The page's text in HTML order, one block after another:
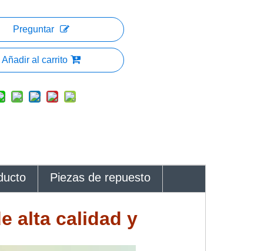
Preguntar
Añadir al carrito
Piezas de repuesto
alta calidad y